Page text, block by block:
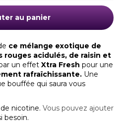
au panier
ce mélange exotique de
rouges acidulés, de raisin et
un effet Xtra Fresh pour une
rafraîchissante. Une
bouffée qui saura vous
nicotine. Vous pouvez ajouter
besoin.